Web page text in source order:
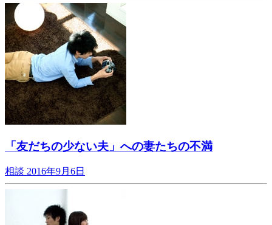
「友だちの少ない夫」への妻たちの不満
相談 2016年9月6日